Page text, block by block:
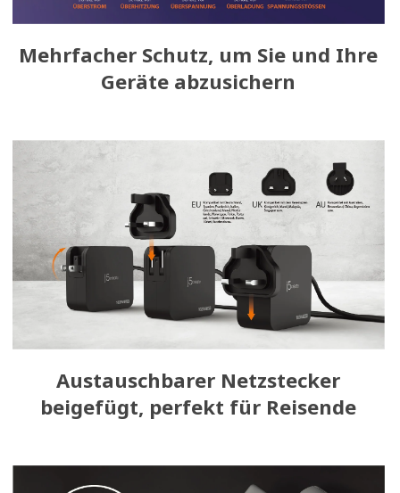
Mehrfacher Schutz, um Sie und Ihre
Geräte abzusichern
Austauschbarer Netzstecker
beigefügt, perfekt für Reisende